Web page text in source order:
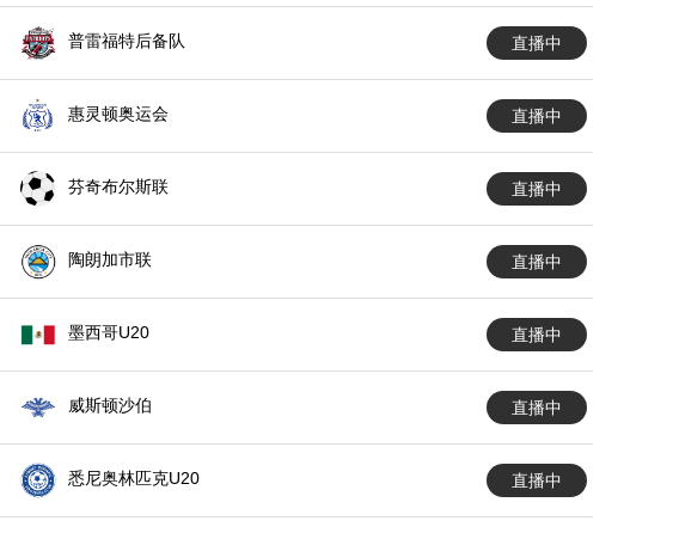
普雷福特后备队 直播中
惠灵顿奥运会 直播中
芬奇布尔斯联 直播中
陶朗加市联 直播中
墨西哥U20 直播中
威斯顿沙伯 直播中
悉尼奥林匹克U20 直播中